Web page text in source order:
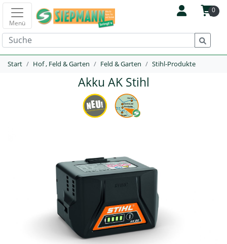
0
Menü
Start Hof , Feld & Garten Feld & Garten Stihl-Produkte
Akku AK Stihl